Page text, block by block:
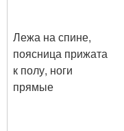
Лежа на спине,
поясница прижата
к полу, ноги
прямые